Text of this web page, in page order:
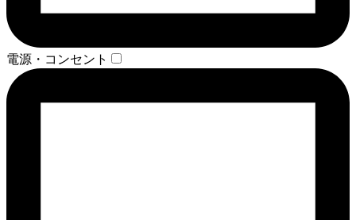
電源・コンセント